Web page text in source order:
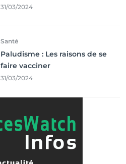
Francophonie
31/03/2024
Santé
Paludisme : Les raisons de se
faire vacciner
31/03/2024